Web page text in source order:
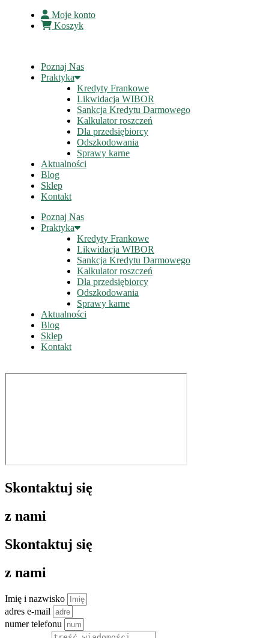
Moje konto
Koszyk
Poznaj Nas
Praktyka
Kredyty Frankowe
Likwidacja WIBOR
Sankcja Kredytu Darmowego
Kalkulator roszczeń
Dla przedsiębiorcy
Odszkodowania
Sprawy karne
Aktualności
Blog
Sklep
Kontakt
Poznaj Nas
Praktyka
Kredyty Frankowe
Likwidacja WIBOR
Sankcja Kredytu Darmowego
Kalkulator roszczeń
Dla przedsiębiorcy
Odszkodowania
Sprawy karne
Aktualności
Blog
Sklep
Kontakt
Skontaktuj się
z nami
Skontaktuj się
z nami
Imię i nazwisko
adres e-mail
numer telefonu